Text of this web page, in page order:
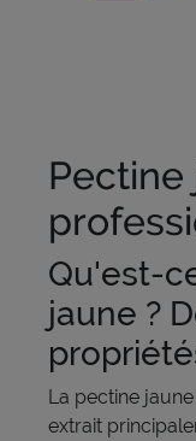
Pectine
Qu'est-
jaune ?
La pectine
extrait